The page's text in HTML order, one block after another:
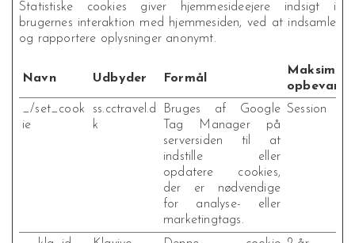
Statistiske cookies giver hjemmesideejere indsigt i
brugernes interaktion med hjemmesiden, ved at indsamle
og rapportere oplysninger anonymt.
Navn Udbyder Formål
Maksimal
_/set_cook
ie
ss.cctravel.d
k
Bruges af Google
Tag Manager på
serversiden til at
indstille eller
opdatere cookies,
der er nødvendige
for analyse- eller
marketingtags.
Session